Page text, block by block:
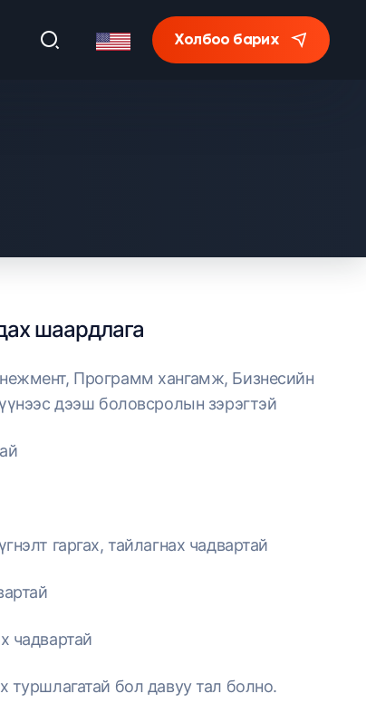
Холбоо барих
шаардлага
Программ хангамж, Бизнесийн
дээш боловсролын зэрэгтэй
гаргах, тайлагнах чадвартай
чадвартай
туршлагатай бол давуу тал болно.